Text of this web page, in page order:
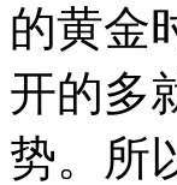
的黄金
开的多
势。所